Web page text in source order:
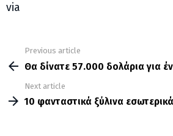
via
more
Previous article
Θα δίνατε 57.000 δολάρια για
Next article
10 φανταστικά ξύλινα